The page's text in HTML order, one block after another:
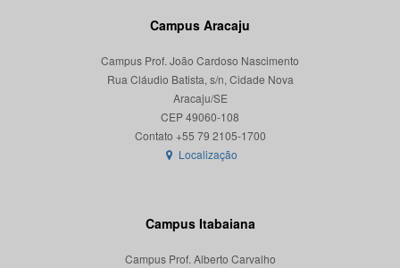
Campus Aracaju
Campus Prof. João Cardoso Nascimento
Rua Cláudio Batista, s/n, Cidade Nova
Aracaju/SE
CEP 49060-108
Localização
Campus Itabaiana
Campus Prof. Alberto Carvalho